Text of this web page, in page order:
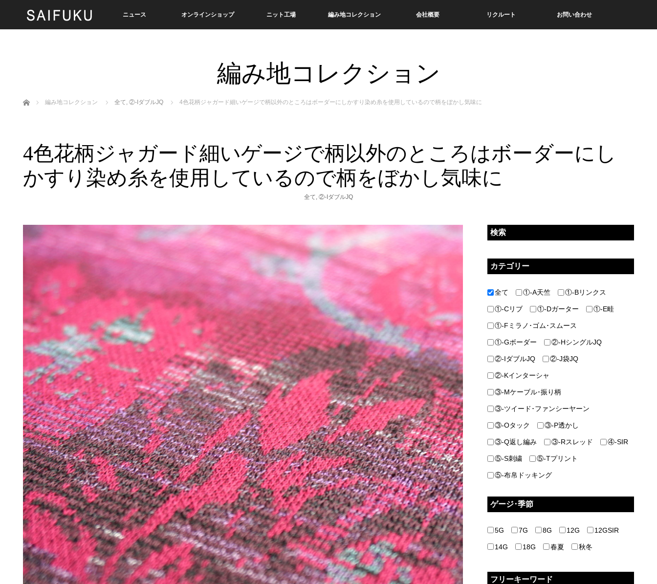
ニュース オンラインショップ ニット工場 編み地コレクション 会社概要 リクルート お問い合わせ
編み地コレクション
ホーム 編み地コレクション 全て, ②-IダブルJQ 4色花柄ジャガード細いゲージで柄以外のところはボーダーにしかすり染め糸を使用しているので柄をぼかし気味に
4色花柄ジャガード細いゲージで柄以外のところはボーダーにし
かすり染め糸を使用しているので柄をぼかし気味に
全て, ②-IダブルJQ
検索
カテゴリー
全て ①-A天竺 ①-Bリンクス
①-Cリブ ①-Dガーター ①-E畦
①-Fミラノ･ゴム･スムース
①-Gボーダー ②-HシングルJQ
②-IダブルJQ ②-J袋JQ
②-Kインターシャ
③-Mケーブル･振り柄
③-ツイード･ファンシーヤーン
③-Oタック ③-P透かし
③-Q返し編み ③-Rスレッド ④-SIR
⑤-S刺繍 ⑤-Tプリント
⑤-布帛ドッキング
ゲージ･季節
5G 7G 8G 12G 12GSIR
14G 18G 春夏 秋冬
フリーキーワード